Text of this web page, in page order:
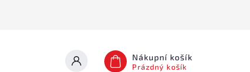
Nákupní košík
Prázdný košík